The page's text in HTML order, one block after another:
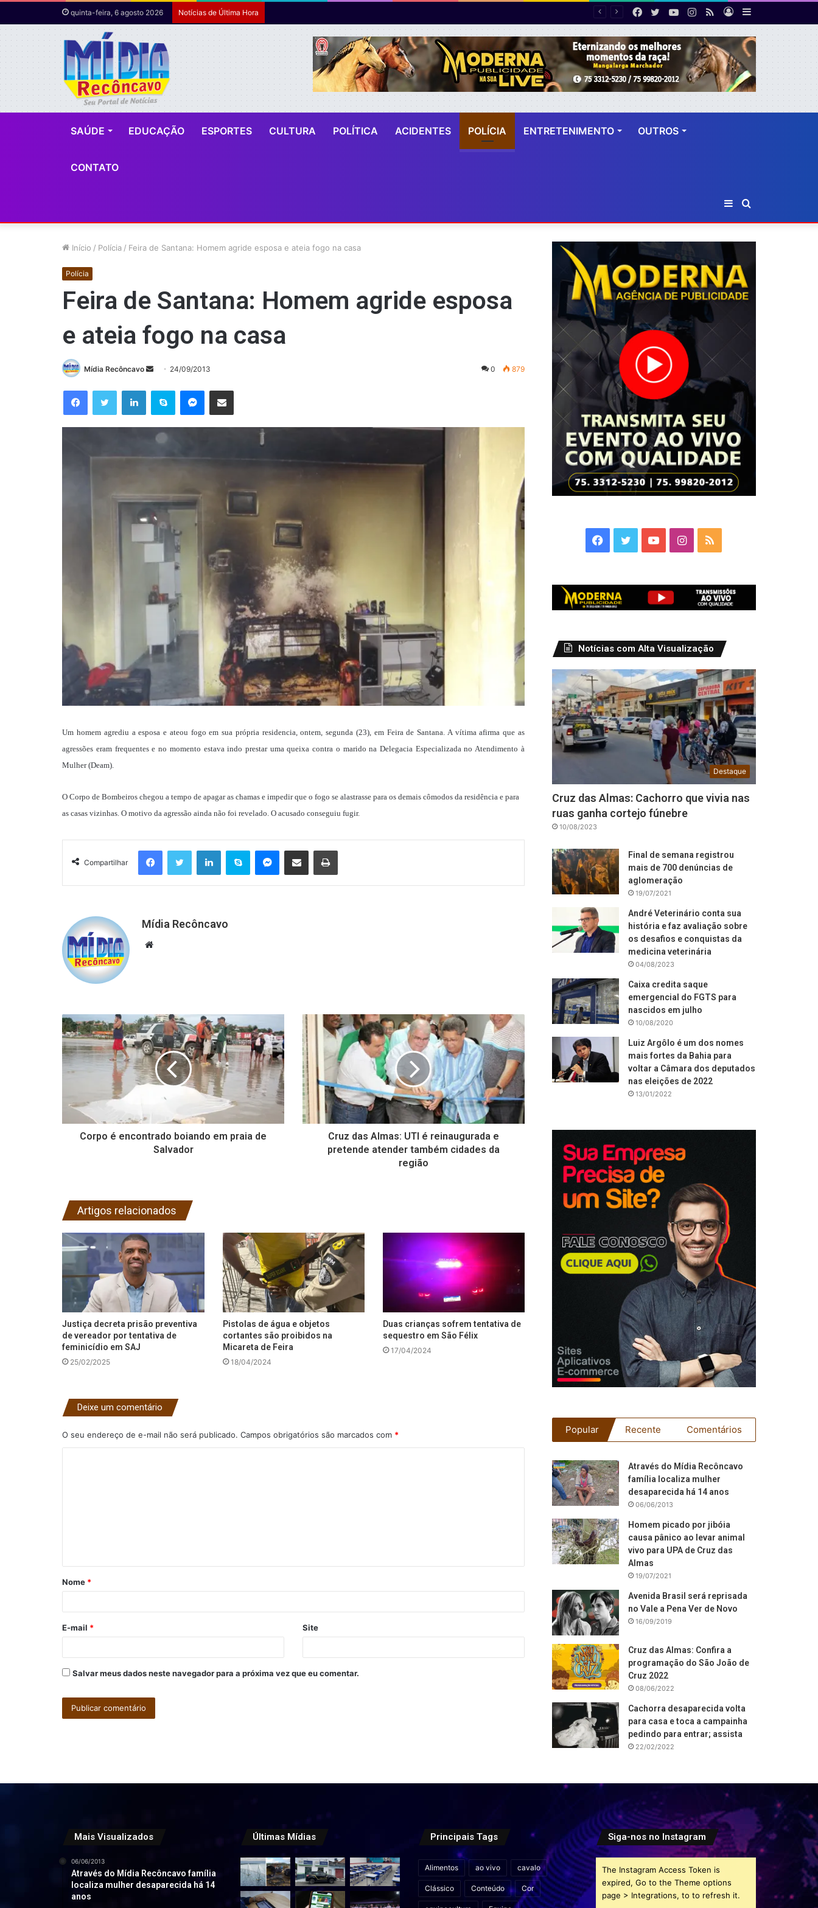
quinta-feira, 6 agosto 2026 Notícias de Última Hora
Barra
Lateral
Entrar
RSS
Instagram
YouTube
Twitter
Facebook
SAÚDE EDUCAÇÃO ESPORTES CULTURA POLÍTICA ACIDENTES POLÍCIA ENTRETENIMENTO OUTROS
CONTATO
por
Barra
Lateral
Início / Polícia / Feira de Santana: Homem agride esposa e ateia fogo na casa
Polícia
Feira de Santana: Homem agride esposa
e ateia fogo na casa
Mídia Recôncavo
Mande
e-
24/09/2013 0 879
FacebookTwitter LinkedinSkype Messenger
Compartilhar via e-mail
Um homem agrediu a esposa e ateou fogo em sua própria residencia, ontem, segunda (23), em Feira de Santana. A vítima afirma que as
agressões eram frequentes e no momento estava indo prestar uma queixa contra o marido na Delegacia Especializada no Atendimento à
Mulher (Deam).
O Corpo de Bombeiros chegou a tempo de apagar as chamas e impedir que o fogo se alastrasse para os demais cômodos da residência e para
as casas vizinhas. O motivo da agressão ainda não foi revelado. O acusado conseguiu fugir.
Compartilhar
FacebookTwitter LinkedinSkype Messenger
Compartilhar via e-mail Imprimir
Mídia Recôncavo
Website
Corpo é encontrado boiando em praia de
Salvador
Cruz das Almas: UTI é reinaugurada e
pretende atender também cidades da
região
Artigos relacionados
Justiça decreta prisão preventiva
de vereador por tentativa de
feminicídio em SAJ
25/02/2025
Pistolas de água e objetos
cortantes são proibidos na
Micareta de Feira
18/04/2024
Duas crianças sofrem tentativa de
sequestro em São Félix
17/04/2024
Deixe um comentário
O seu endereço de e-mail não será publicado. Campos obrigatórios são marcados com *
á
r
*
Nome *
E-mail * Site
Salvar meus dados neste navegador para a próxima vez que eu comentar.
Facebook
TwitterYouTubeInstagram
RSS
Notícias com Alta Visualização
Destaque
Cruz das Almas: Cachorro que vivia nas
ruas ganha cortejo fúnebre
10/08/2023
Final de semana registrou
mais de 700 denúncias de
aglomeração
19/07/2021
André Veterinário conta sua
história e faz avaliação sobre
os desafios e conquistas da
medicina veterinária
04/08/2023
Caixa credita saque
emergencial do FGTS para
nascidos em julho
10/08/2020
Luiz Argôlo é um dos nomes
mais fortes da Bahia para
voltar a Câmara dos deputados
nas eleições de 2022
13/01/2022
Popular Recente Comentários
Através do Mídia Recôncavo
família localiza mulher
desaparecida há 14 anos
06/06/2013
Homem picado por jibóia
causa pânico ao levar animal
vivo para UPA de Cruz das
Almas
19/07/2021
Avenida Brasil será reprisada
no Vale a Pena Ver de Novo
16/09/2019
Cruz das Almas: Confira a
programação do São João de
Cruz 2022
08/06/2022
Cachorra desaparecida volta
para casa e toca a campainha
pedindo para entrar; assista
22/02/2022
Mais Visualizados
06/06/2013
Através do Mídia Recôncavo família
localiza mulher desaparecida há 14
anos
Últimas Mídias Principais Tags
Alimentos ao vivo cavalo
Clássico Conteúdo Cor
Siga-nos no Instagram
The Instagram Access Token is
expired, Go to the Theme options
page > Integrations, to to refresh it.